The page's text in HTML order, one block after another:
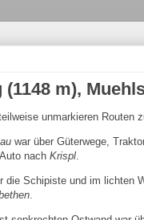
m),
unmarkieren Routen
war über Güterwege,
nach Krispl
die Schipiste und im lichten